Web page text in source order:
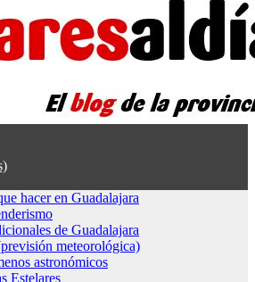
hacer en Guadalajara
de Guadalajara
meteorológica)
astronómicos
Estelares